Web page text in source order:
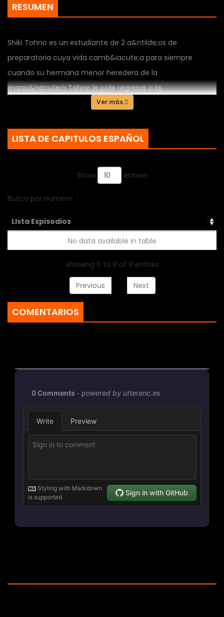
RESUMEN
Shiki Tohno es un estudiante de 2 a&ntilde;os de
preparatoria cuya vida camb&iacute;a para siempre
cuando su hermana menor heredera de la
mansi&oacute;n Tohno le pide regresar a la
mansi&oacute;n, confundido por esta extra&ntilde;a
alguno del accidente que casi le cuesta la vida hace ocho
a&ntilde;os. Sin saber nada acerca de su vieja familia Shiki
como tambi&eacute;n a ayudar a una misteriosa chica en
Ver más
LISTA DE CAPITULOS ESPAÑOL
Show entries
Busca por numero:
LIsta Espisodios
No data available in table
Showing 0 to 0 of 0 entries
Previous Next
COMENTARIOS